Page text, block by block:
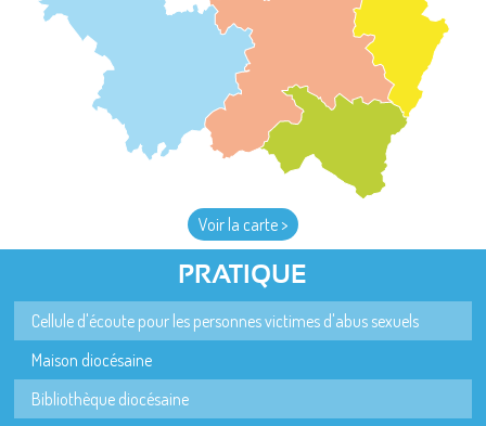
Voir la carte >
PRATIQUE
Cellule d'écoute pour les personnes victimes d'abus sexuels
Maison diocésaine
Bibliothèque diocésaine